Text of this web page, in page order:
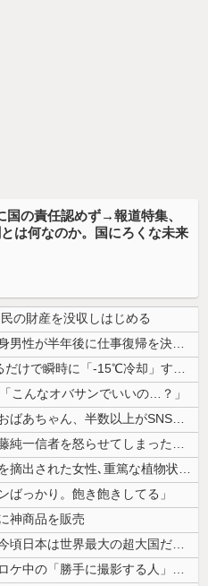
国の責任認めず→報道特集、
は何なのか。国にろくな未来
の財産を没収しはじめる
資産1億円突破でFIREの45歳独身男性が半年後に仕事復帰を決意した「...
【画像あり】NASAが開発、着るだけで瞬時に「-15℃冷却」する冷感ポ...
こんなオバサンでいいの…？」
【朗報】日本のおじいちゃん・おばあちゃん、半数以上がSNSを使いこなし...
【悲報】プロゲーマーさん、加藤純一信者を怒らせてしまった結果、好き嫌い...
【京都大病院】誤って正常脳幹を摘出された女性､重篤な植物状態だが意識は...
ばっかり。飽き飽きしてる」
神商品を販売
大東亜共栄圏が完成していたら今頃日本は世界最大の超大国だった事実
【悲報】テレ東・田中瞳アナ、ロケ中の「勝手に撮影する人」に苦言「面識の...